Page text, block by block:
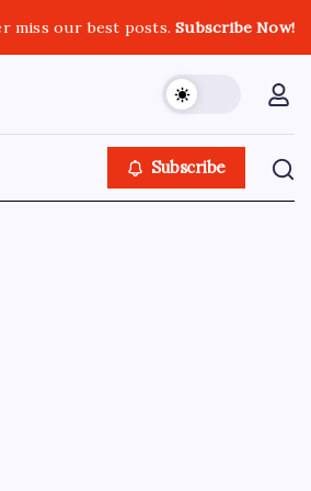
miss our best posts.Subscribe Now!
Subscribe